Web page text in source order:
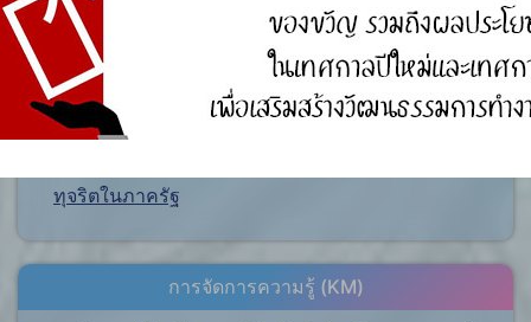
ศูนย์ร้องเรียน
สำนักงานคณะกรรมการป้องกันและปราบปรามการ
ทุจริตแห่งชาติ (ป.ป.ช.)
ทุจริตในภาครัฐ
การจัดการความรู้ (KM)